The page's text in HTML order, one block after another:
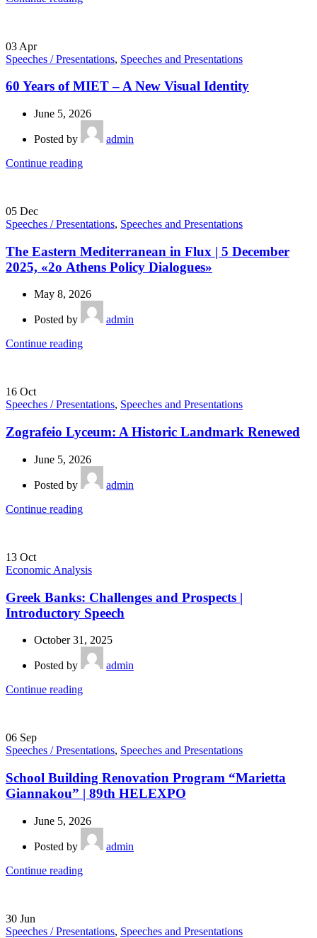
03 Apr
Speeches / Presentations, Speeches and Presentations
60 Years of MIET – A New Visual Identity
June 5, 2026
Posted by
admin
Continue reading
05 Dec
Speeches / Presentations, Speeches and Presentations
The Eastern Mediterranean in Flux | 5 December
2025, «2ο Athens Policy Dialogues»
May 8, 2026
Posted by
admin
Continue reading
16 Oct
Speeches / Presentations, Speeches and Presentations
Zografeio Lyceum: A Historic Landmark Renewed
June 5, 2026
Posted by
admin
Continue reading
13 Oct
Economic Analysis
Greek Banks: Challenges and Prospects |
Introductory Speech
October 31, 2025
Posted by
admin
Continue reading
06 Sep
Speeches / Presentations, Speeches and Presentations
School Building Renovation Program “Marietta
Giannakou” | 89th HELEXPO
June 5, 2026
Posted by
admin
Continue reading
30 Jun
Speeches / Presentations, Speeches and Presentations